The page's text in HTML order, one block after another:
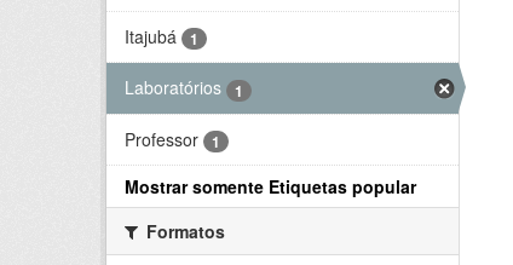
Itajubá 1
Laboratórios 1
Professor 1
Mostrar somente Etiquetas popular
Formatos